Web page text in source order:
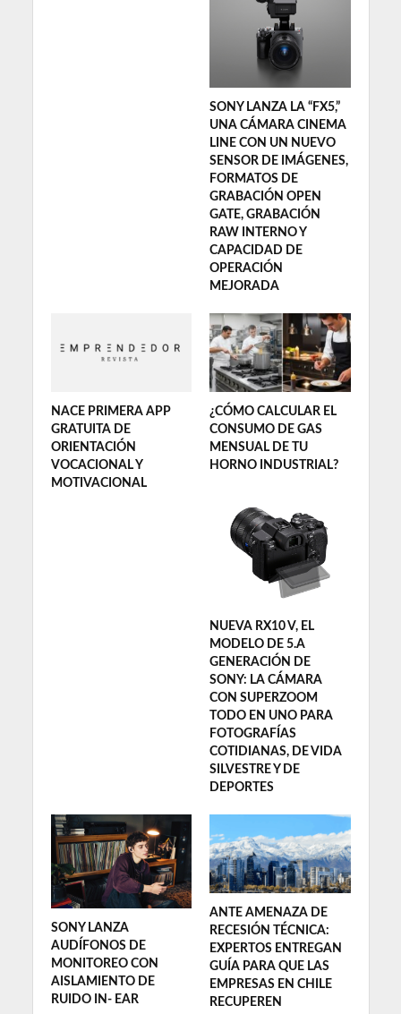
SONY LANZA LA “FX5,”
UNA CÁMARA CINEMA
LINE CON UN NUEVO
SENSOR DE IMÁGENES,
FORMATOS DE
GRABACIÓN OPEN
GATE, GRABACIÓN
RAW INTERNO Y
CAPACIDAD DE
OPERACIÓN
MEJORADA
NACE PRIMERA APP
GRATUITA DE
ORIENTACIÓN
VOCACIONAL Y
MOTIVACIONAL
¿CÓMO CALCULAR EL
CONSUMO DE GAS
MENSUAL DE TU
HORNO INDUSTRIAL?
NUEVA RX10 V, EL
MODELO DE 5.A
GENERACIÓN DE
SONY: LA CÁMARA
CON SUPERZOOM
TODO EN UNO PARA
FOTOGRAFÍAS
COTIDIANAS, DE VIDA
SILVESTRE Y DE
DEPORTES
SONY LANZA
AUDÍFONOS DE
MONITOREO CON
AISLAMIENTO DE
RUIDO IN- EAR
ANTE AMENAZA DE
RECESIÓN TÉCNICA:
EXPERTOS ENTREGAN
GUÍA PARA QUE LAS
EMPRESAS EN CHILE
RECUPEREN